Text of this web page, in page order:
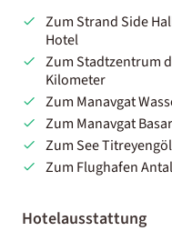
Zum Strand Side
Hotel
Zum Stadtzentrum
Kilometer
Zum Manavgat
Zum Manavgat
Zum See
Zum Flughafen
Hotelausstattung